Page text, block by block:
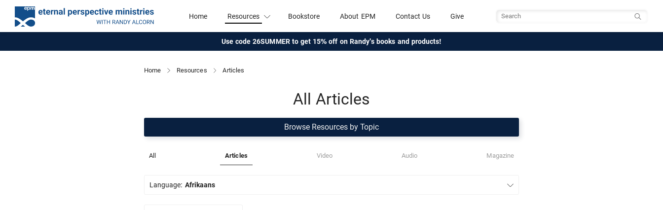
Home Resources Bookstore About EPM Contact Us Give
Use code 26SUMMER to get 15% off on Randy's books and products!
Home Resources Articles
All Articles
Browse Resources by Topic
All Articles Video Audio Magazine
Language: Afrikaans